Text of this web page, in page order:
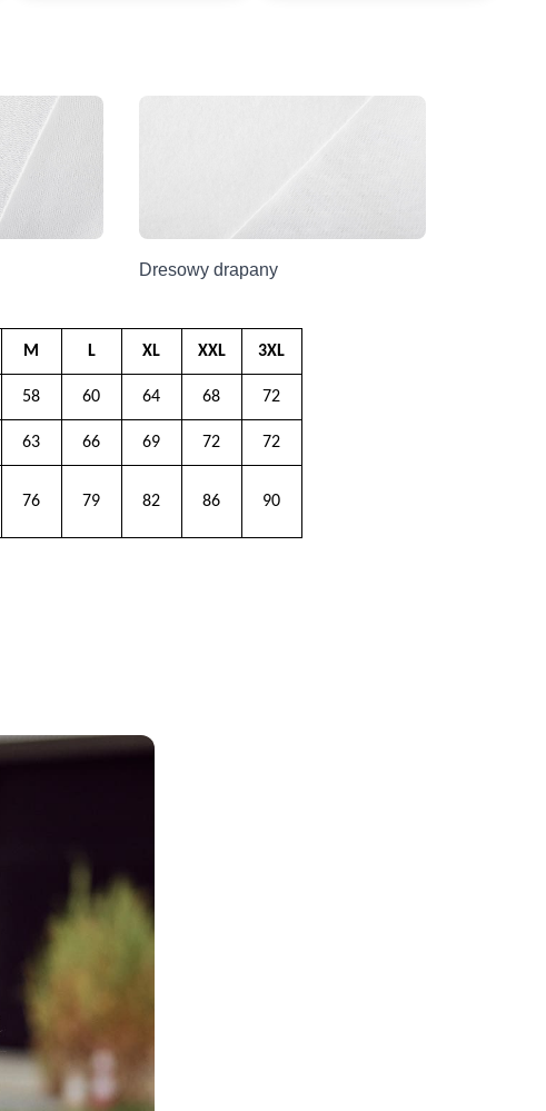
Dresowy drapany
M L XL XXL 3XL
58 60 64 68 72
63 66 69 72 72
76 79 82 86 90